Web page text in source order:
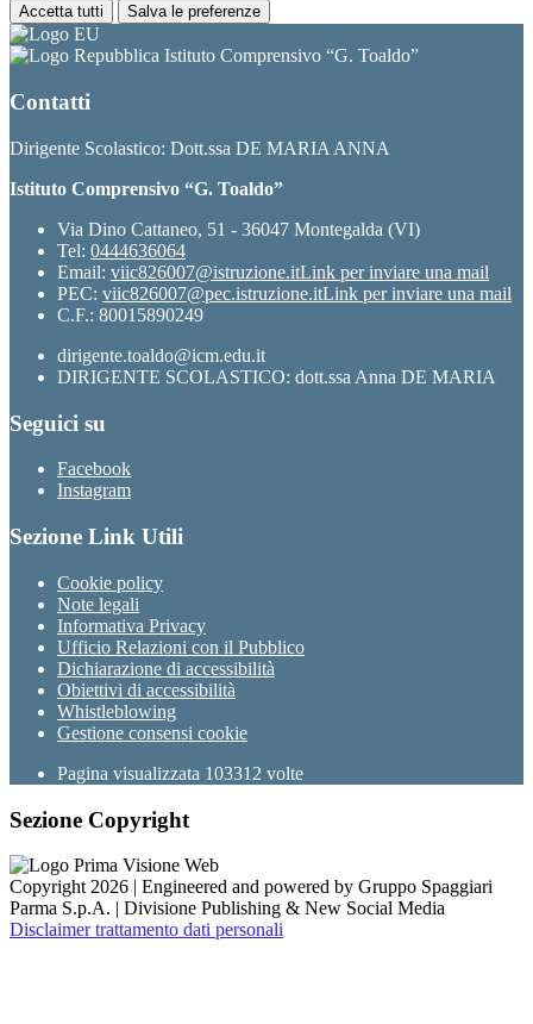
Accetta tutti Salva le preferenze
Istituto Comprensivo “G. Toaldo”
Contatti
Dirigente Scolastico: Dott.ssa DE MARIA ANNA
Istituto Comprensivo “G. Toaldo”
Via Dino Cattaneo, 51 - 36047 Montegalda (VI)
Tel: 0444636064
Email: viic826007@istruzione.itLink per inviare una mail
PEC: viic826007@pec.istruzione.itLink per inviare una mail
C.F.: 80015890249
dirigente.toaldo@icm.edu.it
DIRIGENTE SCOLASTICO: dott.ssa Anna DE MARIA
Seguici su
Facebook
Instagram
Sezione Link Utili
Cookie policy
Note legali
Informativa Privacy
Ufficio Relazioni con il Pubblico
Dichiarazione di accessibilità
Obiettivi di accessibilità
Whistleblowing
Gestione consensi cookie
Pagina visualizzata 103312 volte
Sezione Copyright
Copyright 2026 | Engineered and powered by Gruppo Spaggiari
Parma S.p.A. | Divisione Publishing & New Social Media
Disclaimer trattamento dati personali